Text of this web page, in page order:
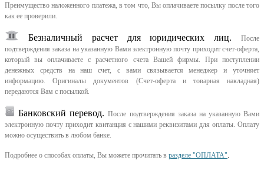
Преимущество наложенного платежа, в том что, Вы оплачиваете посылку после того
как ее проверили.
Безналичный расчет для юридических лиц.
После
подтверждения заказа на указанную Вами электронную почту приходит счет-оферта,
который вы оплачиваете с расчетного счета Вашей фирмы. При поступлении
денежных средств на наш счет, с вами связывается менеджер и уточняет
информацию. Оригиналы документов (Счет-оферта и товарная накладная)
передаются Вам с посылкой.
Банковский перевод. После подтверждения заказа на указанную Вами
электронную почту приходит квитанция с нашими реквизитами для оплаты. Оплату
можно осуществить в любом банке.
Подробнее о способах оплаты, Вы можете прочитать в разделе "ОПЛАТА"